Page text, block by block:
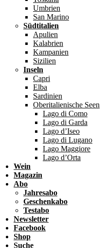
Umbrien
San Marino
Südtitalien
Apulien
Kalabrien
Kampanien
Sizilien
Inseln
Capri
Elba
Sardinien
Oberitalienische Seen
Lago di Como
Lago di Garda
Lago d’Iseo
Lago di Lugano
Lago Maggiore
Lago d’Orta
Wein
Magazin
Abo
Jahresabo
Geschenkabo
Testabo
Newsletter
Facebook
Shop
Suche